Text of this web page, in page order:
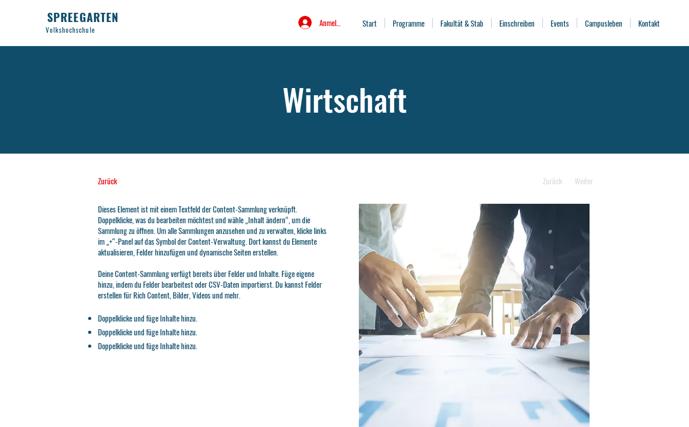
SPREEGARTEN
Volkshochschule
Anmelden Start Programme Fakultät & Stab Einschreiben Events Campusleben Kontakt
Wirtschaft
Zurück
Dieses Element ist mit einem Textfeld der Content-Sammlung verknüpft.
Doppelklicke, was du bearbeiten möchtest und wähle „Inhalt ändern“, um die
Sammlung zu öffnen. Um alle Sammlungen anzusehen und zu verwalten, klicke links
im „+“-Panel auf das Symbol der Content-Verwaltung. Dort kannst du Elemente
aktualisieren, Felder hinzufügen und dynamische Seiten erstellen.
Deine Content-Sammlung verfügt bereits über Felder und Inhalte. Füge eigene
hinzu, indem du Felder bearbeitest oder CSV-Daten importierst. Du kannst Felder
erstellen für Rich Content, Bilder, Videos und mehr.
Doppelklicke und füge Inhalte hinzu.
Doppelklicke und füge Inhalte hinzu.
Doppelklicke und füge Inhalte hinzu.
Zurück Weiter